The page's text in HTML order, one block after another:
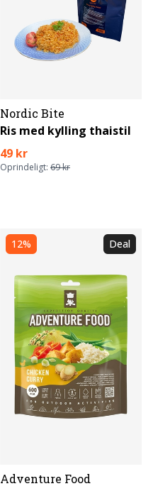
Nordic Bite
Ris med kylling thaistil
49 kr
Oprindeligt: 69 kr
12% Deal
Adventure Food